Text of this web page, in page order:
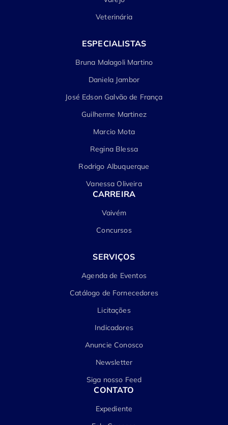
Veterinária
ESPECIALISTAS
Bruna Malagoli Martino
Daniela Jambor
José Edson Galvão de França
Guilherme Martinez
Marcio Mota
Regina Blessa
Rodrigo Albuquerque
Vanessa Oliveira
CARREIRA
Vaivém
Concursos
SERVIÇOS
Agenda de Eventos
Catálogo de Fornecedores
Licitações
Indicadores
Anuncie Conosco
Newsletter
Siga nosso Feed
CONTATO
Expediente